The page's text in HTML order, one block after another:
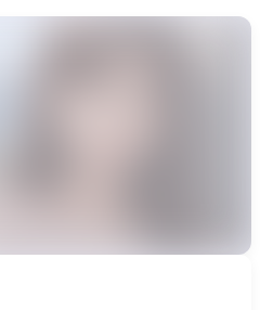
, 朽ち果てた夢, モデル, 生放送,